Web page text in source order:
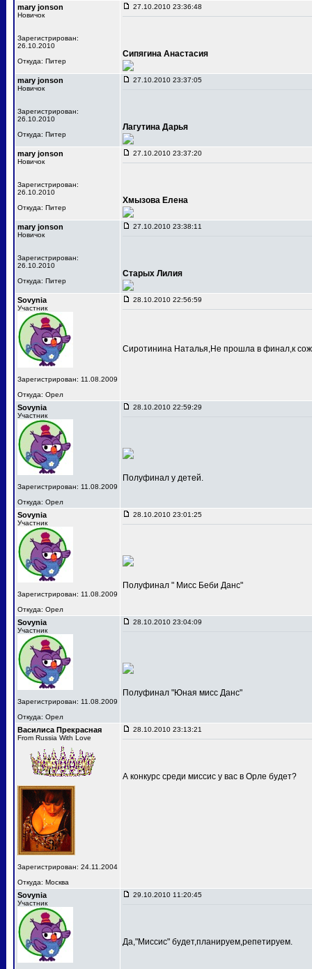
mary jonson
Новичок
Зарегистрирован:
26.10.2010
Откуда: Питер
27.10.2010 23:36:48
Сипягина Анастасия
mary jonson
Новичок
Зарегистрирован:
26.10.2010
Откуда: Питер
27.10.2010 23:37:05
Лагутина Дарья
mary jonson
Новичок
Зарегистрирован:
26.10.2010
Откуда: Питер
27.10.2010 23:37:20
Хмызова Елена
mary jonson
Новичок
Зарегистрирован:
26.10.2010
Откуда: Питер
27.10.2010 23:38:11
Старых Лилия
Sovynia
Участник
Зарегистрирован: 11.08.2009
Откуда: Орел
28.10.2010 22:56:59
Сиротинина Наталья,Не прошла в финал,к
Sovynia
Участник
Зарегистрирован: 11.08.2009
Откуда: Орел
28.10.2010 22:59:29
Полуфинал у детей.
Sovynia
Участник
Зарегистрирован: 11.08.2009
Откуда: Орел
28.10.2010 23:01:25
Полуфинал " Мисс Беби Данс"
Sovynia
Участник
Зарегистрирован: 11.08.2009
Откуда: Орел
28.10.2010 23:04:09
Полуфинал "Юная мисс Данс"
Василиса Прекрасная
From Russia With Love
Зарегистрирован: 24.11.2004
Откуда: Москва
28.10.2010 23:13:21
А конкурс среди миссис у вас в Орле будет?
Sovynia
Участник
29.10.2010 11:20:45
Да,"Миссис" будет,планируем,репетируем.